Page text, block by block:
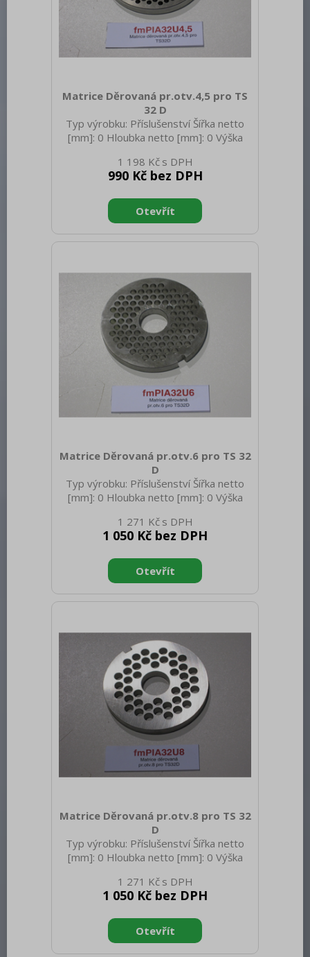
Matrice Děrovaná pr.otv.4,5 pro TS
32 D
Typ výrobku: Příslušenství Šířka netto
[mm]: 0 Hloubka netto [mm]: 0 Výška
Hmotnost brutto [kg]: 0.40
1 198 Kč
990 Kč bez DPH
Matrice Děrovaná pr.otv.6 pro TS 32
D
Typ výrobku: Příslušenství Šířka netto
[mm]: 0 Hloubka netto [mm]: 0 Výška
Hmotnost brutto [kg]: 0.30
1 271 Kč
1 050 Kč bez DPH
Matrice Děrovaná pr.otv.8 pro TS 32
D
Typ výrobku: Příslušenství Šířka netto
[mm]: 0 Hloubka netto [mm]: 0 Výška
Hmotnost brutto [kg]: 0.28
1 271 Kč
1 050 Kč bez DPH